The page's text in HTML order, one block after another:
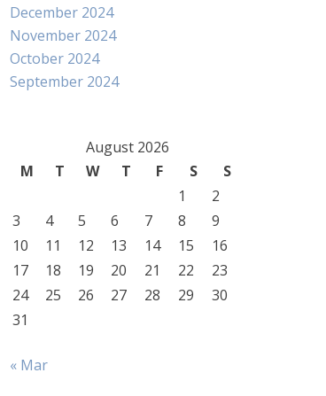
December 2024
November 2024
October 2024
September 2024
August 2026
M
T W T F S
S
1
2
3
4 5 6 7 8
9
10
11 12 13 14 15
16
17
18 19 20 21 22
23
24
25 26 27 28 29
30
31
« Mar